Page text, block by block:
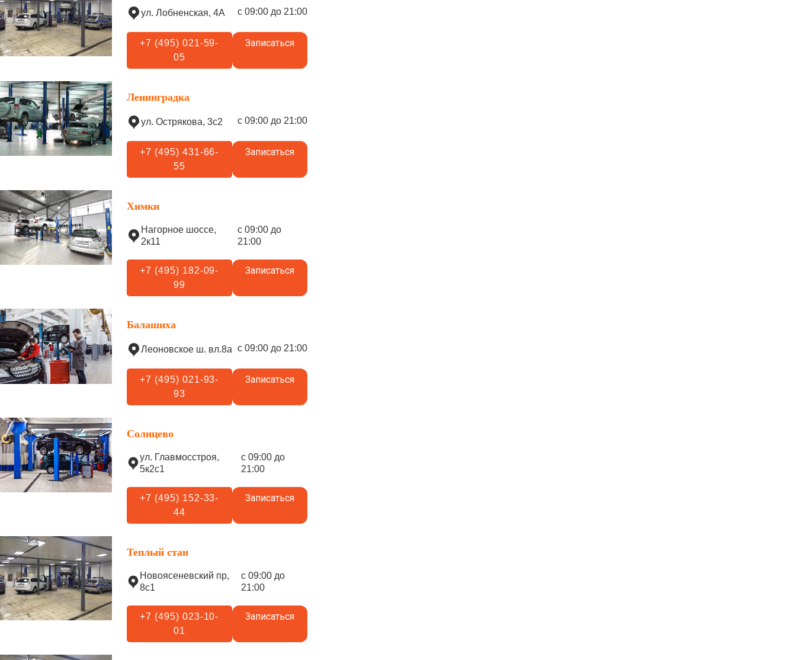
ул. Лобненская, 4А с 09:00 до 21:00
+7 (495) 021-59-
05
Записаться
Ленинградка
ул. Острякова, 3с2 с 09:00 до 21:00
+7 (495) 431-66-
55
Записаться
Химки
Нагорное шоссе,
2к11
с 09:00 до
21:00
+7 (495) 182-09-
99
Записаться
Балашиха
Леоновское ш. вл.8а с 09:00 до 21:00
+7 (495) 021-93-
93
Записаться
Солнцево
ул. Главмосстроя,
5к2с1
с 09:00 до
21:00
+7 (495) 152-33-
44
Записаться
Теплый стан
Новоясеневский пр,
8с1
с 09:00 до
21:00
+7 (495) 023-10-
01
Записаться